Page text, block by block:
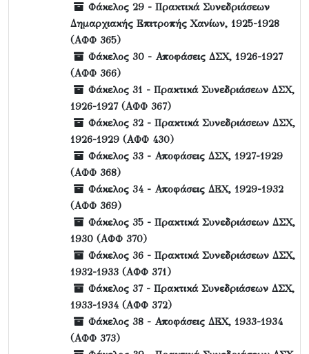
Φάκελος 29 - Πρακτικά Συνεδριάσεων
Δημαρχιακής Επιτροπής Χανίων, 1925-1928
(ΑΦΦ 365)
Φάκελος 30 - Αποφάσεις ΔΣΧ, 1926-1927
(ΑΦΦ 366)
Φάκελος 31 - Πρακτικά Συνεδριάσεων ΔΣΧ,
1926-1927 (ΑΦΦ 367)
Φάκελος 32 - Πρακτικά Συνεδριάσεων ΔΣΧ,
1926-1929 (ΑΦΦ 430)
Φάκελος 33 - Αποφάσεις ΔΣΧ, 1927-1929
(ΑΦΦ 368)
Φάκελος 34 - Αποφάσεις ΔΕΧ, 1929-1932
(ΑΦΦ 369)
Φάκελος 35 - Πρακτικά Συνεδριάσεων ΔΣΧ,
1930 (ΑΦΦ 370)
Φάκελος 36 - Πρακτικά Συνεδριάσεων ΔΣΧ,
1932-1933 (ΑΦΦ 371)
Φάκελος 37 - Πρακτικά Συνεδριάσεων ΔΣΧ,
1933-1934 (ΑΦΦ 372)
Φάκελος 38 - Αποφάσεις ΔΕΧ, 1933-1934
(ΑΦΦ 373)